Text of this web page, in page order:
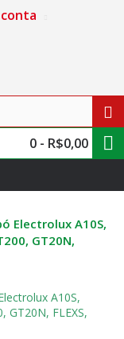
0 - R$0,00
Electrolux A10S,
GT20N,